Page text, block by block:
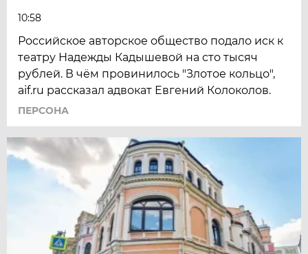
10:58
Российское авторское общество подало иск к
театру Надежды Кадышевой на сто тысяч
рублей. В чём провинилось "Злотое кольцо",
aif.ru рассказал адвокат Евгений Колоколов.
ПЕРСОНА